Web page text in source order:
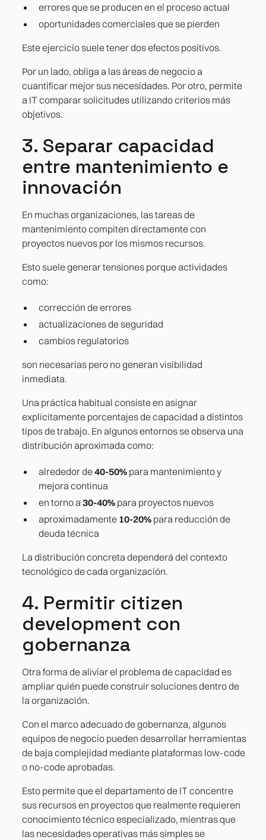
errores que se producen en el proceso actual
oportunidades comerciales que se pierden
Este ejercicio suele tener dos efectos positivos.
Por un lado, obliga a las áreas de negocio a
cuantificar mejor sus necesidades. Por otro, permite
a IT comparar solicitudes utilizando criterios más
objetivos.
3. Separar capacidad
entre mantenimiento e
innovación
En muchas organizaciones, las tareas de
mantenimiento compiten directamente con
proyectos nuevos por los mismos recursos.
Esto suele generar tensiones porque actividades
como:
corrección de errores
actualizaciones de seguridad
cambios regulatorios
son necesarias pero no generan visibilidad
inmediata.
Una práctica habitual consiste en asignar
explícitamente porcentajes de capacidad a distintos
tipos de trabajo. En algunos entornos se observa una
distribución aproximada como:
alrededor de40-50% para mantenimiento y
mejora continua
en torno a30-40% para proyectos nuevos
aproximadamente 10-20% para reducción de
deuda técnica
La distribución concreta dependerá del contexto
tecnológico de cada organización.
4. Permitir citizen
development con
gobernanza
Otra forma de aliviar el problema de capacidad es
ampliar quién puede construir soluciones dentro de
la organización.
Con el marco adecuado de gobernanza, algunos
equipos de negocio pueden desarrollar herramientas
de baja complejidad mediante plataformas low-code
o no-code aprobadas.
Esto permite que el departamento de IT concentre
sus recursos en proyectos que realmente requieren
conocimiento técnico especializado, mientras que
las necesidades operativas más simples se